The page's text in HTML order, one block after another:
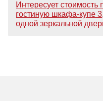
Интересует стоимость
гостиную шкафа-купе
одной зеркальной